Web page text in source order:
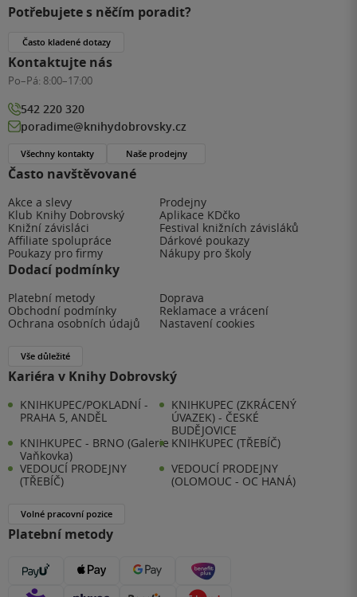
Často navštěvované
Akce a slevy
Prodejny
Klub Knihy Dobrovský
Aplikace KDčko
Knižní závisláci
Festival knižních závisláků
Affiliate spolupráce
Dárkové poukazy
Poukazy pro firmy
Nákupy pro školy
Dodací podmínky
Platební metody
Doprava
Obchodní podmínky
Reklamace a vrácení
Ochrana osobních údajů
Nastavení cookies
Vše důležité
Kariéra v Knihy Dobrovský
KNIHKUPEC/POKLADNÍ -
PRAHA 5, ANDĚL
KNIHKUPEC (ZKRÁCENÝ
ÚVAZEK) - ČESKÉ
BUDĚJOVICE
KNIHKUPEC - BRNO (Galerie
Vaňkovka)
KNIHKUPEC (TŘEBÍČ)
VEDOUCÍ PRODEJNY
(TŘEBÍČ)
VEDOUCÍ PRODEJNY
(OLOMOUC - OC HANÁ)
Volné pracovní pozice
Platební metody
Potřebujete s něčím poradit?
Často kladené dotazy
Kontaktujte nás
Po–Pá: 8:00–17:00
542 220 320
poradime@knihydobrovsky.cz
Všechny kontakty Naše prodejny